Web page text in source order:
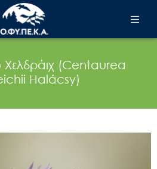
Χελδράιχ (Centaurea
Halácsy)